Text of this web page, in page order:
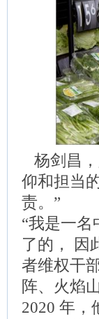
杨剑昌，
仰和担当
责。”
“我是一
了的， 因
者维权干
阵、火焰
2020 年，